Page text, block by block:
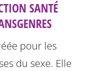
SANTÉ
pour les
du sexe. Elle